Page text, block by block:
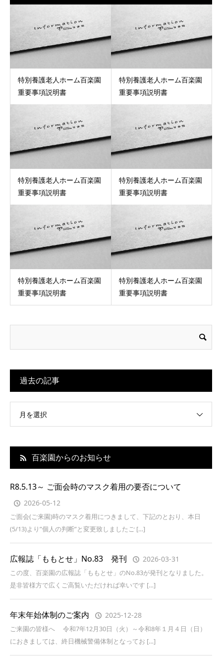
特別養護老人ホーム百楽園
重要事項説明書
特別養護老人ホーム百楽園
重要事項説明書
特別養護老人ホーム百楽園
重要事項説明書
特別養護老人ホーム百楽園
重要事項説明書
特別養護老人ホーム百楽園
重要事項説明書
特別養護老人ホーム百楽園
重要事項説明書
過去の記事
月を選択
百楽園からのお知らせ
R8.5.13～ ご面会時のマスク着用の要否について
2026-05-12
ご面会(ご来園)時のマスク着用につきまして、下記のとおり、本日
(5/13)より”個人の判断”と変更致しましたご […]
広報誌「ももとせ」No.83 発刊 2026-03-31
この度、百楽園の広報誌「ももとせ」のNo.83が発刊となりました。
是非皆様方で広くご高覧いただければ幸いです […]
年末年始体制のご案内 2025-12-28
ご来園の皆様へ 令和7年12月30日（火）～令和8年１月４日（日）
におきましては、終日機械警備体制となってお […]